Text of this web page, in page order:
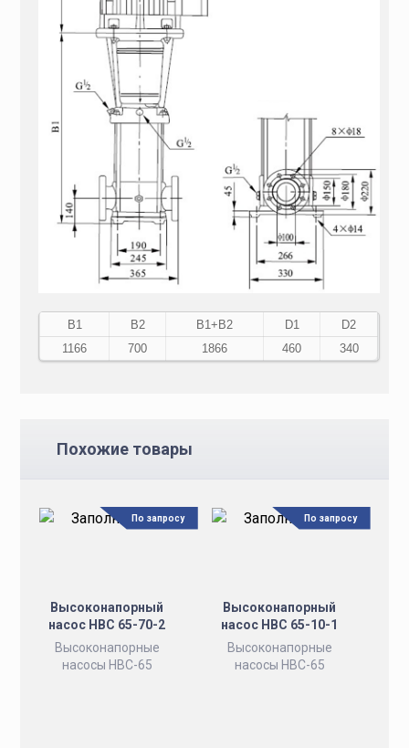
В1 В2 В1+В2 D1
D2
1166
700 1866 460 340
Похожие товары
Высоконапорный
насос НВС 65-70-2
Высоконапорные
насосы НВС-65
По запросу
Высоконапорный
насос НВС 65-10-1
Высоконапорные
насосы НВС-65
По запросу